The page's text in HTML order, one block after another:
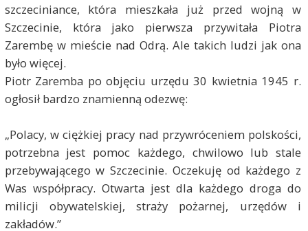
szczeciniance, która mieszkała już przed wojną w
Szczecinie, która jako pierwsza przywitała Piotra
Zarembę w mieście nad Odrą. Ale takich ludzi jak ona
było więcej.
Piotr Zaremba po objęciu urzędu 30 kwietnia 1945 r.
ogłosił bardzo znamienną odezwę:
„Polacy, w ciężkiej pracy nad przywróceniem polskości,
potrzebna jest pomoc każdego, chwilowo lub stale
przebywającego w Szczecinie. Oczekuję od każdego z
Was współpracy. Otwarta jest dla każdego droga do
milicji obywatelskiej, straży pożarnej, urzędów i
zakładów.”